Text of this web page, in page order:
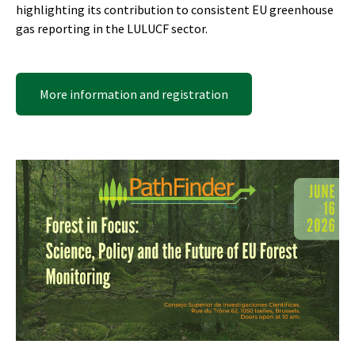
highlighting its contribution to consistent EU greenhouse
gas reporting in the LULUCF sector.
More information and registration